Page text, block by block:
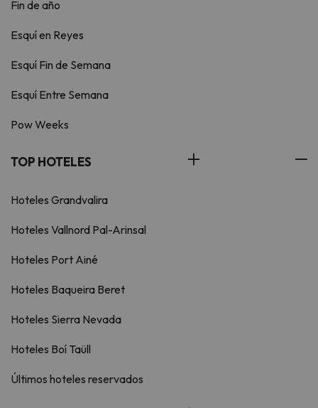
Fin de año
Esquí en Reyes
Esquí Fin de Semana
Esquí Entre Semana
Pow Weeks
TOP HOTELES
Hoteles Grandvalira
Hoteles Vallnord Pal-Arinsal
Hoteles Port Ainé
Hoteles Baqueira Beret
Hoteles Sierra Nevada
Hoteles Boí Taüll
Últimos hoteles reservados